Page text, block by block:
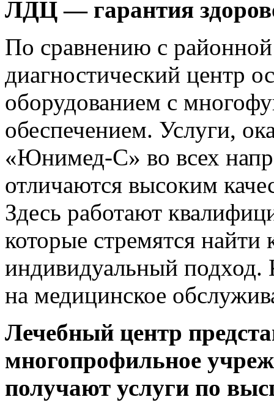
ЛДЦ — гарантия
По сравнению с
диагностический центр
оборудованием с
обеспечением. Услуги,
«Юнимед-С» во всех
отличаются высоким
Здесь работают
которые стремятся
индивидуальный подход.
на медицинское
Лечебный центр
многопрофильное
получают услуги по